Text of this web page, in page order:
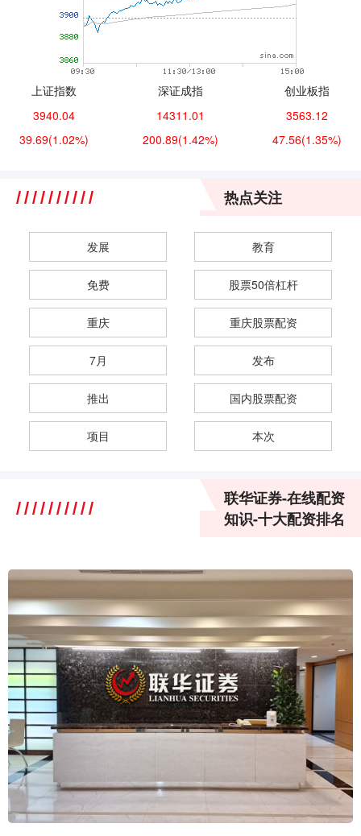
上证指数
3940.04
39.69(1.02%)
深证成指
14311.01
200.89(1.42%)
创业板指
3563.12
47.56(1.35%)
热点关注
发展 教育
免费 股票50倍杠杆
重庆 重庆股票配资
7月 发布
推出 国内股票配资
项目 本次
联华证券-在线配资
知识-十大配资排名